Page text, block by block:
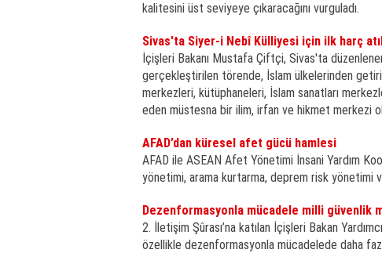
kalitesini üst seviyeye çıkaracağını vurguladı.
Sivas'ta Siyer-i Nebî Külliyesi için ilk harç
İçişleri Bakanı Mustafa Çiftçi, Sivas'ta
gerçekleştirilen törende, İslam ülkelerinden
merkezleri, kütüphaneleri, İslam sanatları
eden müstesna bir ilim, irfan ve hikmet merkezi
AFAD’dan küresel afet gücü hamlesi
AFAD ile ASEAN Afet Yönetimi İnsani Yardım
yönetimi, arama kurtarma, deprem risk yönetimi
Dezenformasyonla mücadele milli güvenlik
2. İletişim Şûrası’na katılan İçişleri Bakan
özellikle dezenformasyonla mücadelede daha